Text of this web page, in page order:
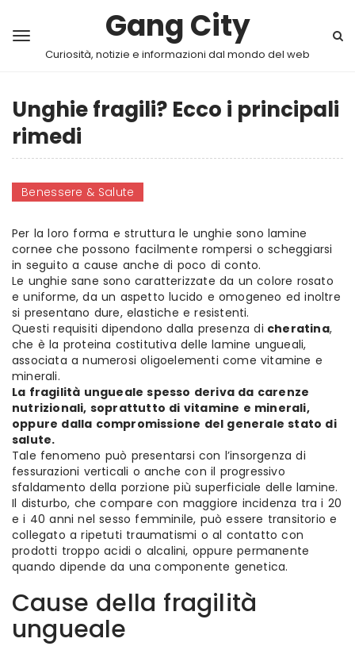
Gang City
Curiosità, notizie e informazioni dal mondo del web
Unghie fragili? Ecco i principali
rimedi
Benessere & Salute
Per la loro forma e struttura le unghie sono lamine
cornee che possono facilmente rompersi o scheggiarsi
in seguito a cause anche di poco di conto.
Le unghie sane sono caratterizzate da un colore rosato
e uniforme, da un aspetto lucido e omogeneo ed inoltre
si presentano dure, elastiche e resistenti.
Questi requisiti dipendono dalla presenza di cheratina,
che è la proteina costitutiva delle lamine ungueali,
associata a numerosi oligoelementi come vitamine e
minerali.
La fragilità ungueale spesso deriva da carenze
nutrizionali, soprattutto di vitamine e minerali,
oppure dalla compromissione del generale stato di
salute.
Tale fenomeno può presentarsi con l’insorgenza di
fessurazioni verticali o anche con il progressivo
sfaldamento della porzione più superficiale delle lamine.
Il disturbo, che compare con maggiore incidenza tra i 20
e i 40 anni nel sesso femminile, può essere transitorio e
collegato a ripetuti traumatismi o al contatto con
prodotti troppo acidi o alcalini, oppure permanente
quando dipende da una componente genetica.
Cause della fragilità
ungueale